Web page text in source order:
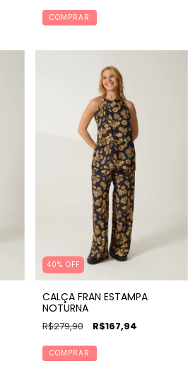
COMPRAR
40% OFF
CALÇA FRAN ESTAMPA
NOTURNA
R$279,90 R$167,94
COMPRAR